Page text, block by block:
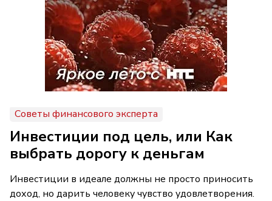
Советы финансового эксперта
Инвестиции под цель, или Как
выбрать дорогу к деньгам
Инвестиции в идеале должны не просто приносить
доход, но дарить человеку чувство удовлетворения.